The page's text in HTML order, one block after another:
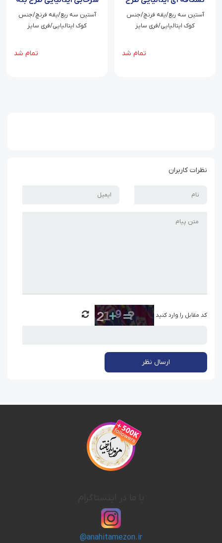
بته جقه لیوسا
آستین سه ربع/یقه فرنچ/جنس
کوک ایتالیایی/فری سایز
تمام شد
جقه لیوسا
آستین سه ربع/یقه فرنچ/جنس
کوک ایتالیایی/فری سایز
تمام شد
نظرات کاربران
کد مقابل را وارد کنید
ارسال نظر
@anahitamezon.ir